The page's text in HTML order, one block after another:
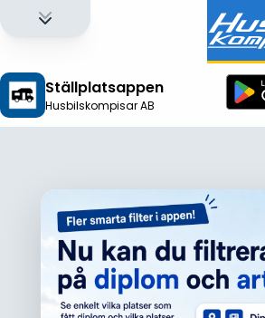
Ställplatsappen
Husbilskompisar AB
Logga in för att få full tillgång